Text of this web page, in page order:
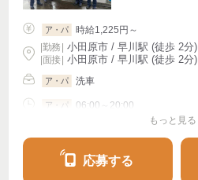
ア・パ
時給1,225円～
|勤務 小田原市 / 早川駅 (徒歩 2分)
| 面接 | 小田原市 / 早川駅 (徒歩 2分)
ア・パ 洗車
ア・パ 06:00～20:00
もっと見る
応募する